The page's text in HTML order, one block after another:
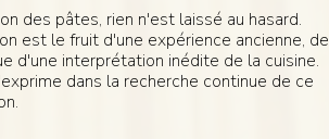
des pâtes, rien n'est laissé au hasard.
est le fruit d'une expérience ancienne, de
d'une interprétation inédite de la cuisine.
dans la recherche continue de ce